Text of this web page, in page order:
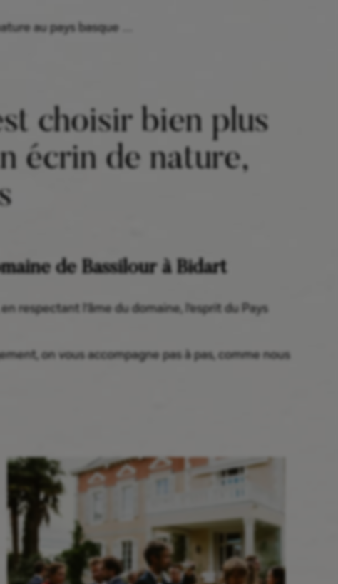
au pays basque …
choisir bien plus
écrin de nature,
de Bassilour à Bidart
en respectant l’âme du domaine, l’esprit du Pays
on vous accompagne pas à pas, comme nous